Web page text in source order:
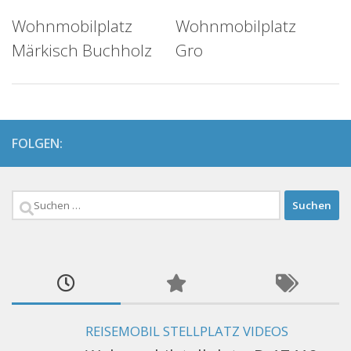
Wohnmobilplatz
Märkisch Buchholz
Wohnmobilplatz
Gro
FOLGEN:
Suchen
REISEMOBIL STELLPLATZ VIDEOS